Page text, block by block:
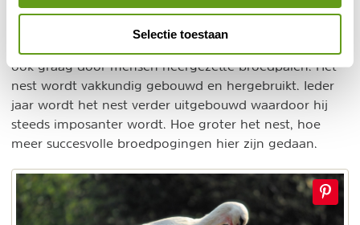
Selectie toestaan
De ooievaar op zijn enorme nest is een kenmerkend
beeld. Ze bouwen hun nesten graag hoog. In
ook graag door mensen neergezette broedpalen. Het
nest wordt vakkundig gebouwd en hergebruikt. Ieder
jaar wordt het nest verder uitgebouwd waardoor hij
steeds imposanter wordt. Hoe groter het nest, hoe
meer succesvolle broedpogingen hier zijn gedaan.